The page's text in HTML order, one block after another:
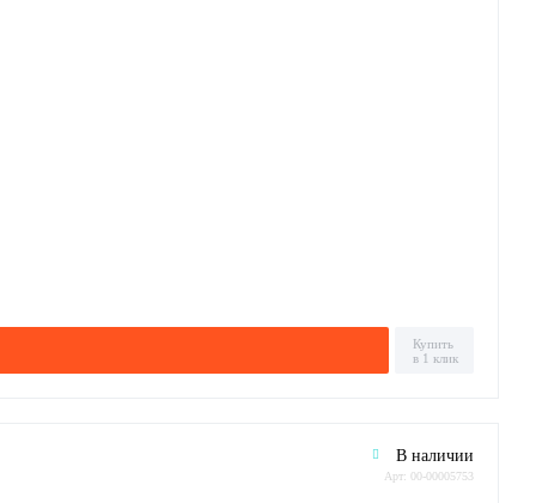
Купить
в 1 клик
В наличии
Арт: 00-00005753